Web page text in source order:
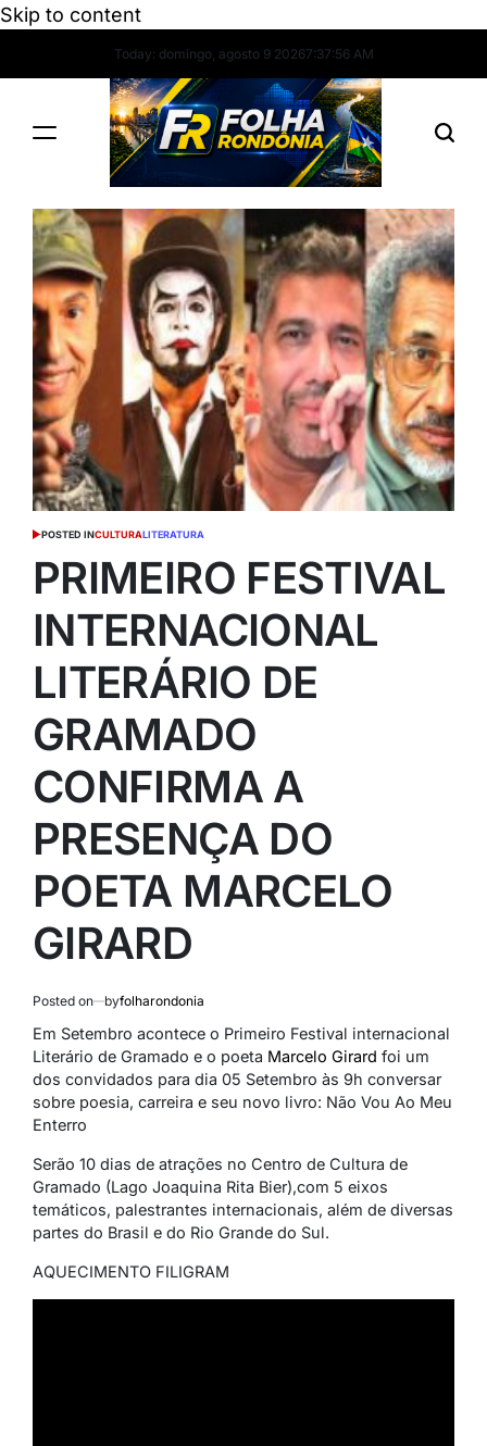
Skip to content
Today: domingo, agosto 9 20267:37:57 AM
POSTED INCULTURALITERATURA
PRIMEIRO FESTIVAL
INTERNACIONAL
LITERÁRIO DE
GRAMADO
CONFIRMA A
PRESENÇA DO
POETA MARCELO
GIRARD
Posted on byfolharondonia
Em Setembro acontece o Primeiro Festival internacional
Literário de Gramado e o poeta Marcelo Girard foi um
dos convidados para dia 05 Setembro às 9h conversar
sobre poesia, carreira e seu novo livro: Não Vou Ao Meu
Enterro
Serão 10 dias de atrações no Centro de Cultura de
Gramado (Lago Joaquina Rita Bier),com 5 eixos
temáticos, palestrantes internacionais, além de diversas
partes do Brasil e do Rio Grande do Sul.
AQUECIMENTO FILIGRAM